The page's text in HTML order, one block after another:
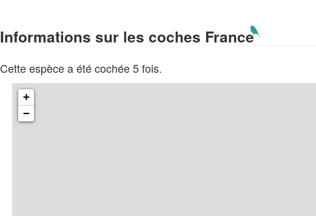
Informations sur les coches France
Cette espèce a été cochée 5 fois.
+
−